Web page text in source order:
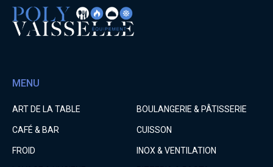
MENU
ART DE LA TABLE BOULANGERIE & PÂTISSERIE
CAFÉ & BAR CUISSON
FROID INOX & VENTILATION